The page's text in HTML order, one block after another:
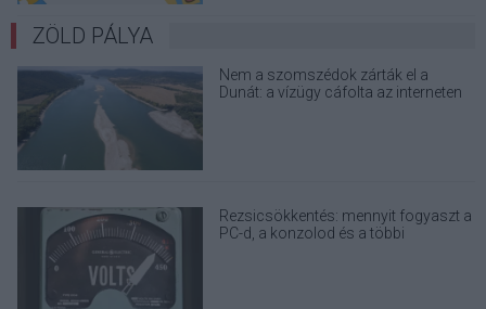
ZÖLD PÁLYA
Nem a szomszédok zárták el a
Dunát: a vízügy cáfolta az interneten
Rezsicsökkentés: mennyit fogyaszt a
PC-d, a konzolod és a többi